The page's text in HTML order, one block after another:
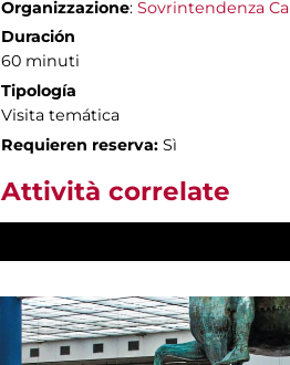
Organizzazione: Sovrintendenza
Duración
60 minuti
Tipología
Visita temática
Requieren reserva: Sì
Attività correlate